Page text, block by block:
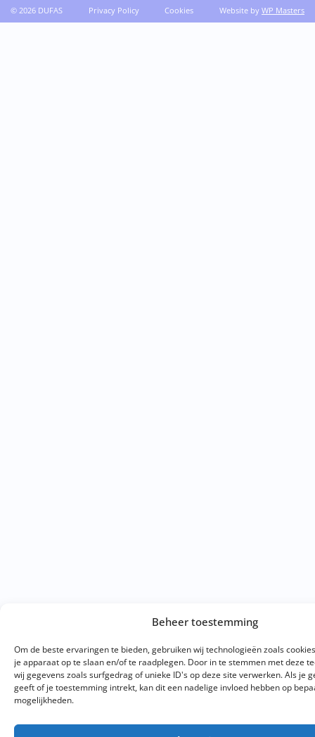
Beheer toestemming
Om de beste ervaringen te bieden, gebruiken wij technologieën zoals
je apparaat op te slaan en/of te raadplegen. Door in te stemmen met deze
wij gegevens zoals surfgedrag of unieke ID's op deze site verwerken. Als je
geeft of je toestemming intrekt, kan dit een nadelige invloed hebben op
mogelijkheden.
© 2026 DUFAS Privacy Policy Cookies Website by WP Masters